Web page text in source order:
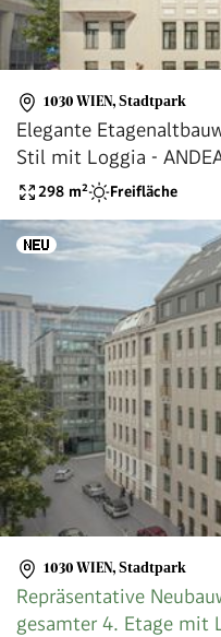
1030 WIEN, Stadtpark
Elegante
Stil mit Loggia -
Residences
298 m² Freifläche
1030 WIEN, Stadtpark
Repräsentative
gesamter 4. Etage mit